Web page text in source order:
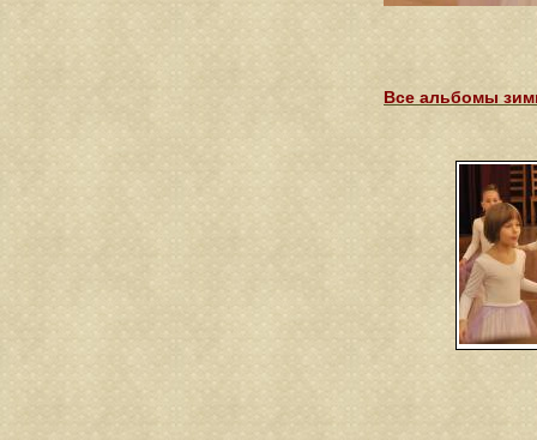
Все альбомы